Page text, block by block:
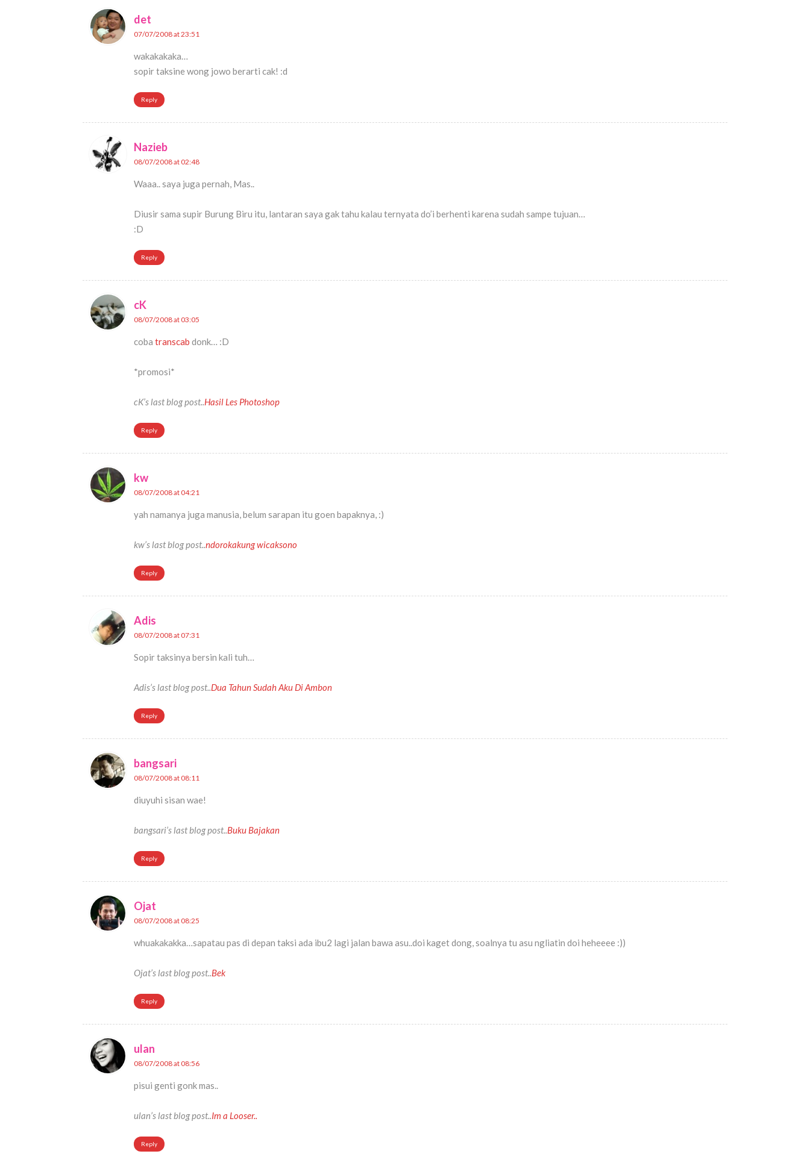
det
07/07/2008 at 23:51
wakakakaka…
sopir taksine wong jowo berarti cak! :d
Reply
Nazieb
08/07/2008 at 02:48
Waaa.. saya juga pernah, Mas..
Diusir sama supir Burung Biru itu, lantaran saya gak tahu kalau ternyata do’i berhenti karena sudah sampe tujuan…
:D
Reply
cK
08/07/2008 at 03:05
coba transcab donk… :D
*promosi*
cK’s last blog post..Hasil Les Photoshop
Reply
kw
08/07/2008 at 04:21
yah namanya juga manusia, belum sarapan itu goen bapaknya, :)
kw’s last blog post..ndorokakung wicaksono
Reply
Adis
08/07/2008 at 07:31
Sopir taksinya bersin kali tuh…
Adis’s last blog post..Dua Tahun Sudah Aku Di Ambon
Reply
bangsari
08/07/2008 at 08:11
diuyuhi sisan wae!
bangsari’s last blog post..Buku Bajakan
Reply
Ojat
08/07/2008 at 08:25
whuakakakka…sapatau pas di depan taksi ada ibu2 lagi jalan bawa asu..doi kaget dong, soalnya tu asu ngliatin doi heheeee :))
Ojat’s last blog post..Bek
Reply
ulan
08/07/2008 at 08:56
pisui genti gonk mas..
ulan’s last blog post..Im a Looser..
Reply